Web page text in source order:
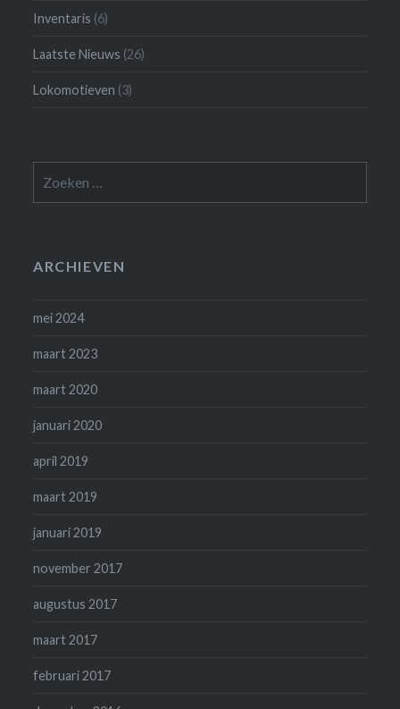
Inventaris (6)
Laatste Nieuws (26)
Lokomotieven (3)
naar:
ARCHIEVEN
mei 2024
maart 2023
maart 2020
januari 2020
april 2019
maart 2019
januari 2019
november 2017
augustus 2017
maart 2017
februari 2017